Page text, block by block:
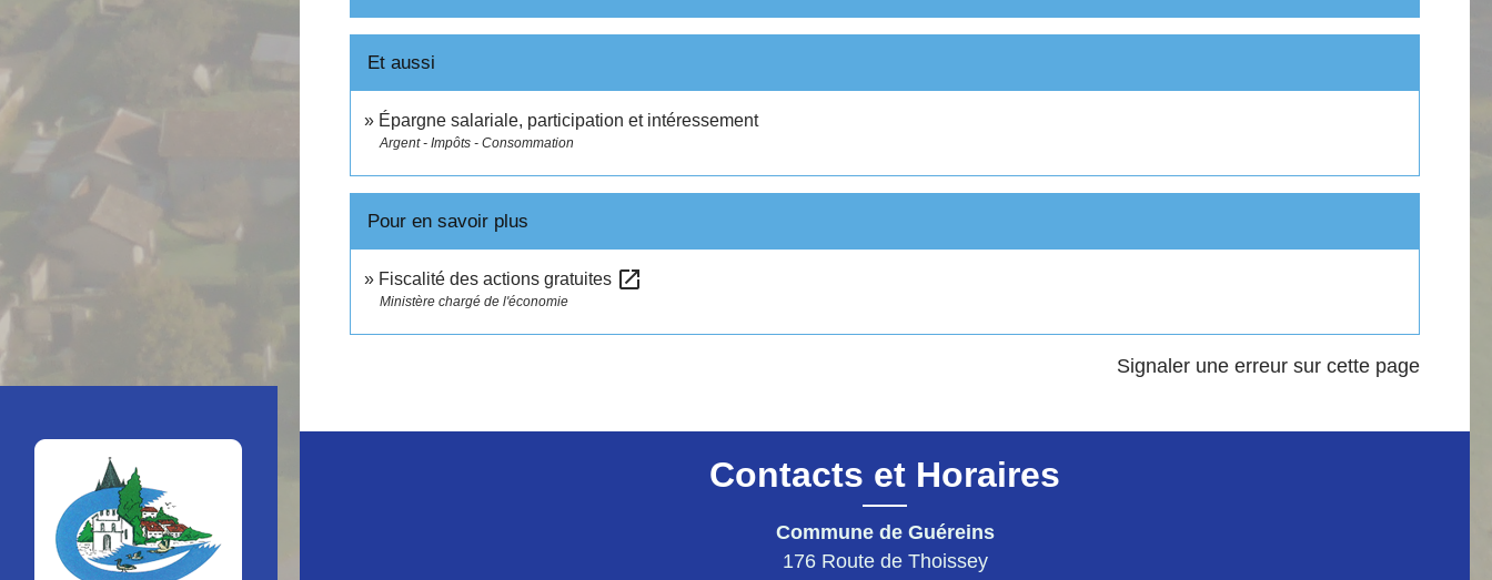
Et aussi
Épargne salariale, participation et intéressement
Argent - Impôts - Consommation
Pour en savoir plus
Fiscalité des actions gratuites open_in_new
Ministère chargé de l'économie
Signaler une erreur sur cette page
Contacts et Horaires
Commune de Guéreins
176 Route de Thoissey